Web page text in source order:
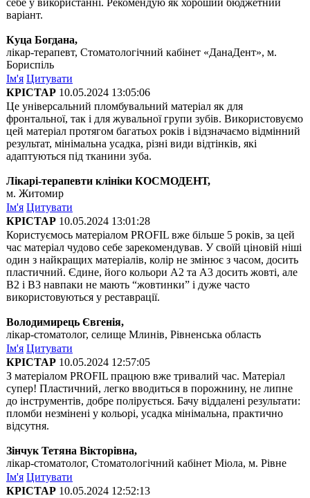
себе у використанні. Рекомендую як хороший бюджетний
варіант.
Куца Богдана,
лікар-терапевт, Стоматологічний кабінет «ДанаДент», м.
Бориспіль
Ім'я Цитувати
КРІСТАР 10.05.2024 13:05:06
Це універсальний пломбувальний матеріал як для
фронтальної, так і для жувальної групи зубів. Використовуємо
цей матеріал протягом багатьох років і відзначаємо відмінний
результат, мінімальна усадка, різні види відтінків, які
адаптуються під тканини зуба.
Лікарі-терапевти клініки КОСМОДЕНТ,
м. Житомир
Ім'я Цитувати
КРІСТАР 10.05.2024 13:01:28
Користуємось матеріалом PROFIL вже більше 5 років, за цей
час матеріал чудово себе зарекомендував. У своїй ціновій ніші
один з найкращих матеріалів, колір не змінює з часом, досить
пластичний. Єдине, його кольори А2 та А3 досить жовті, але
В2 і В3 навпаки не мають “жовтинки” і дуже часто
використовуються у реставрації.
Володимирець Євгенія,
лікар-стоматолог, селище Млинів, Рівненська область
Ім'я Цитувати
КРІСТАР 10.05.2024 12:57:05
З матеріалом PROFIL працюю вже тривалий час. Матеріал
супер! Пластичний, легко вводиться в порожнину, не липне
до інструментів, добре полірується. Бачу віддалені результати:
пломби незмінені у кольорі, усадка мінімальна, практично
відсутня.
Зінчук Тетяна Вікторівна,
лікар-стоматолог, Стоматологічний кабінет Міола, м. Рівне
Ім'я Цитувати
КРІСТАР 10.05.2024 12:52:13